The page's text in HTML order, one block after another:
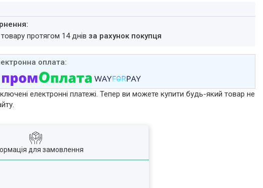
товару протягом 14 днівза рахунок покупця
електронні платежі. Тепер ви можете купити будь-який товар не
для замовлення